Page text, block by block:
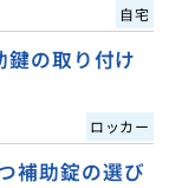
自宅
鍵の取り付け
ロッカー
補助錠の選び